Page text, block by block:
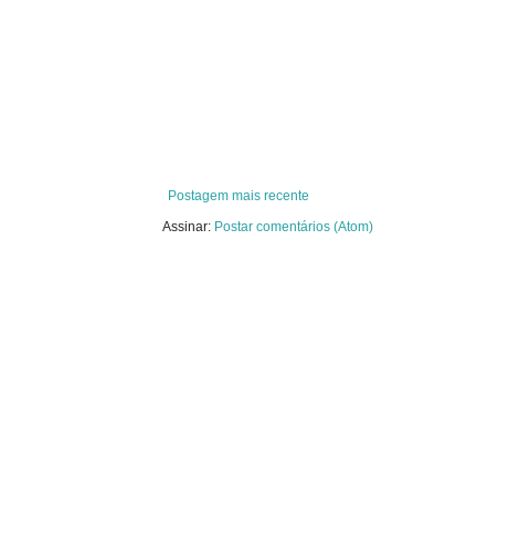
Postagem mais recente
Assinar: Postar comentários (Atom)